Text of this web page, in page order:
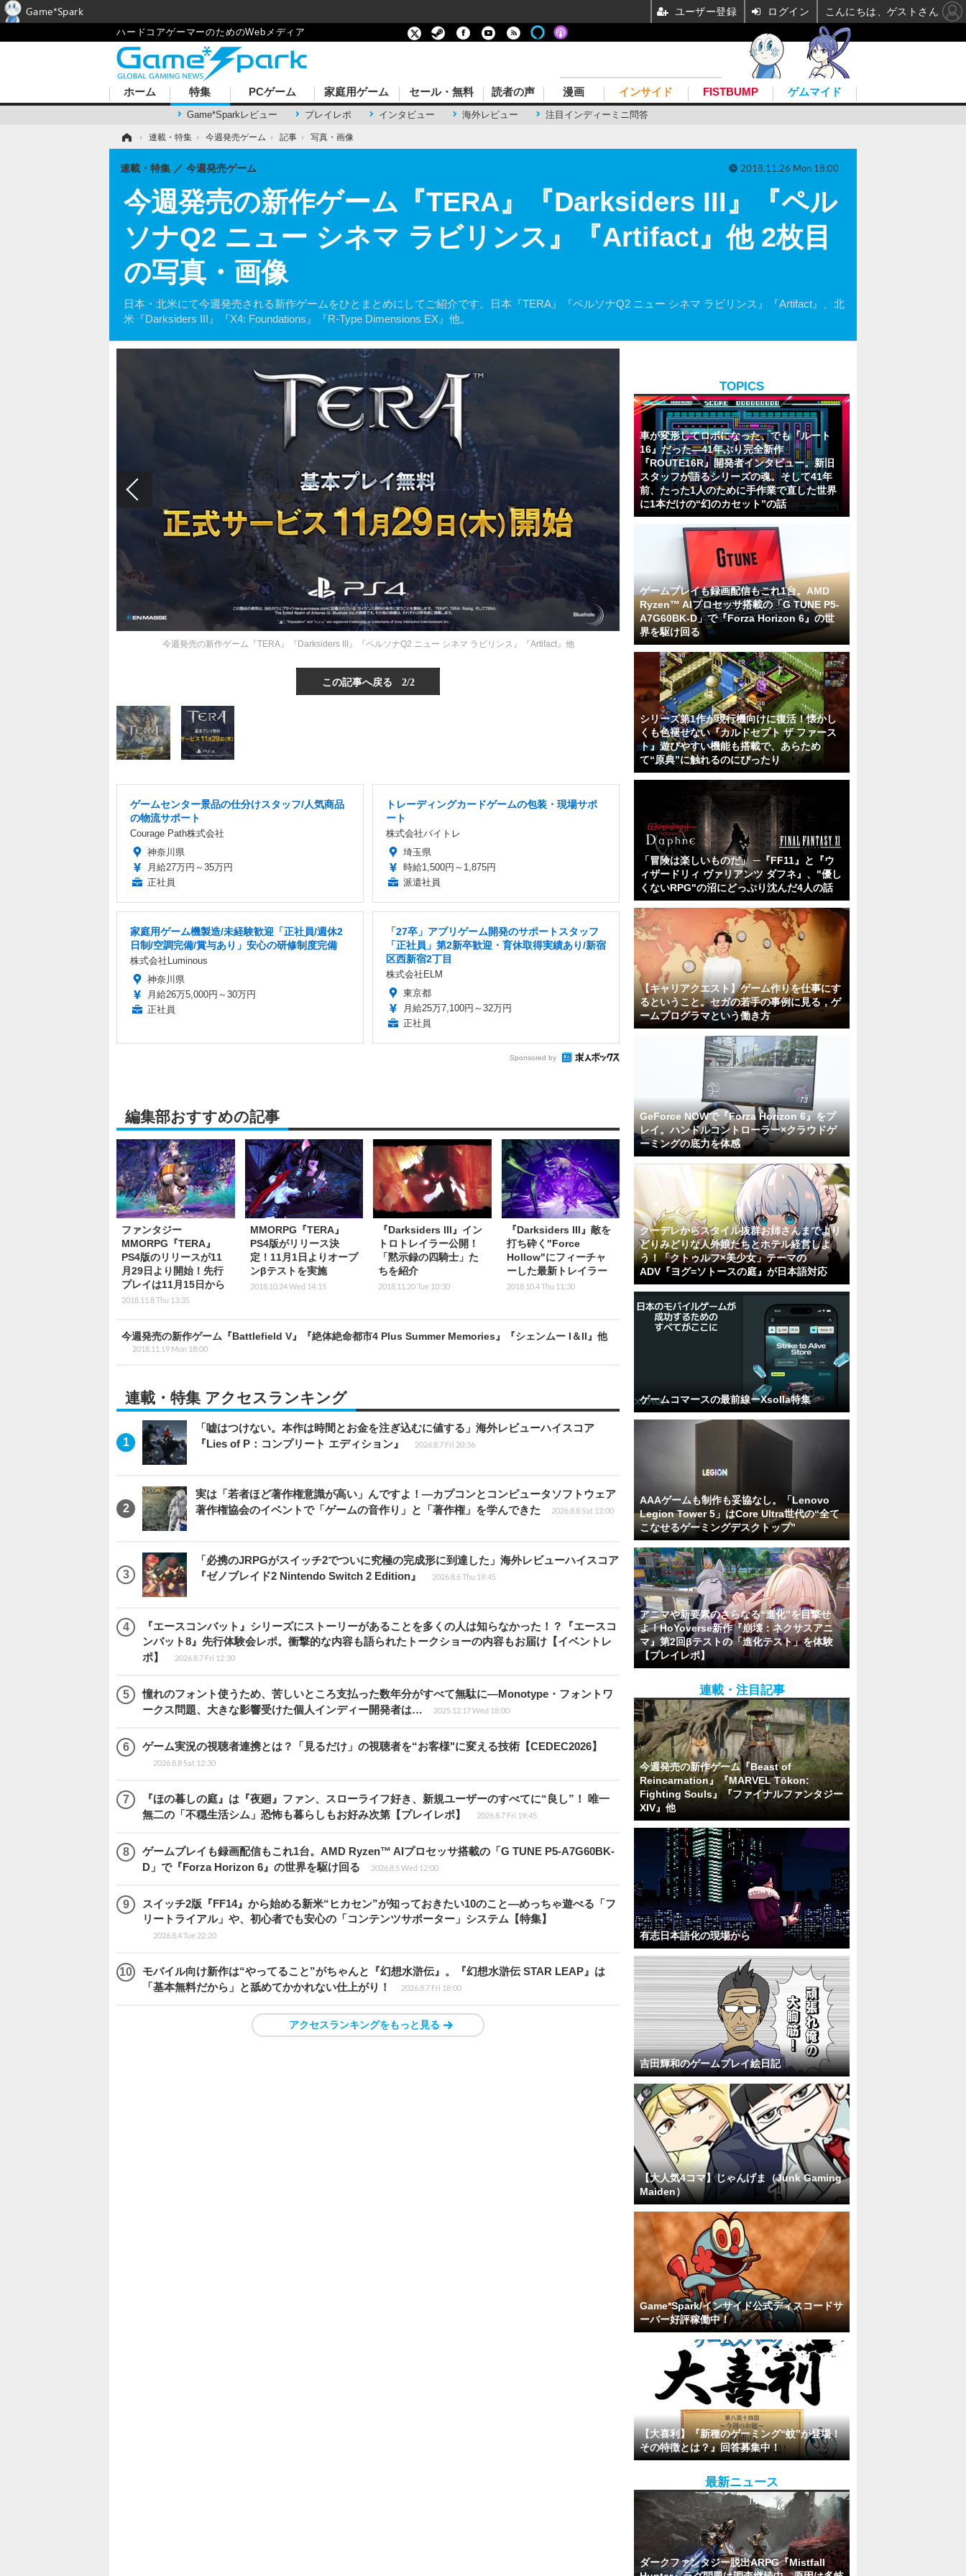
ハードコアゲーマーのためのWebメディア
ホーム 特集
Game*Sparkレビュー プレイレポ インタビュー 海外レビュー 注目インディーミニ問答
PCゲーム 家庭用ゲーム セール・無料 読者の声 漫画 インサイド FISTBUMP ゲムマイド
› 連載・特集 › 今週発売ゲーム › 記事 › 写真・画像
今週発売の新作ゲーム『TERA』『Darksiders III』『ペル
ソナQ2 ニュー シネマ ラビリンス』『Artifact』他 2枚目
の写真・画像
日本・北米にて今週発売される新作ゲームをひとまとめにしてご紹介です。日本『TERA』『ペルソナQ2 ニュー シネマ ラビリンス』『Artifact』、北
米『Darksiders III』『X4: Foundations』『R-Type Dimensions EX』他。
連載・特集 今週発売ゲーム 2018.11.26 Mon 18:00
今週発売の新作ゲーム『TERA』『Darksiders III』『ペルソナQ2 ニュー シネマ ラビリンス』『Artifact』他
この記事へ戻る 2/2
ゲームセンター景品の仕分けスタッフ/人気商品
の物流サポート
Courage Path株式会社
神奈川県
月給27万円～35万円
正社員
トレーディングカードゲームの包装・現場サポ
ート
株式会社バイトレ
埼玉県
時給1,500円～1,875円
派遣社員
家庭用ゲーム機製造/未経験歓迎「正社員/週休2
日制/空調完備/賞与あり」安心の研修制度完備
株式会社Luminous
神奈川県
月給26万5,000円～30万円
正社員
「27卒」アプリゲーム開発のサポートスタッフ
「正社員」第2新卒歓迎・育休取得実績あり/新宿
区西新宿2丁目
株式会社ELM
東京都
月給25万7,100円～32万円
正社員
Sponsored by
編集部おすすめの記事
ファンタジー
MMORPG『TERA』
PS4版のリリースが11
月29日より開始！先行
プレイは11月15日から
2018.11.8 Thu 13:35
MMORPG『TERA』
PS4版がリリース決
定！11月1日よりオープ
ンβテストを実施
2018.10.24 Wed 14:15
『Darksiders III』イン
トロトレイラー公開！
「黙示録の四騎士」た
ちを紹介
2018.11.20 Tue 10:30
『Darksiders III』敵を
打ち砕く"Force
Hollow"にフィーチャ
ーした最新トレイラー
2018.10.4 Thu 11:30
今週発売の新作ゲーム『Battlefield V』『絶体絶命都市4 Plus Summer Memories』『シェンムー I＆II』他
2018.11.19 Mon 18:00
連載・特集 アクセスランキング
「嘘はつけない。本作は時間とお金を注ぎ込むに値する」海外レビューハイスコア
『Lies of P：コンプリート エディション』
2026.8.7 Fri 20:36
実は「若者ほど著作権意識が高い」んですよ！―カプコンとコンピュータソフトウェア
著作権協会のイベントで「ゲームの音作り」と「著作権」を学んできた
2026.8.8 Sat 12:00
「必携のJRPGがスイッチ2でついに究極の完成形に到達した」海外レビューハイスコア
『ゼノブレイド2 Nintendo Switch 2 Edition』
2026.8.6 Thu 19:45
『エースコンバット』シリーズにストーリーがあることを多くの人は知らなかった！？『エースコ
ンバット8』先行体験会レポ。衝撃的な内容も語られたトークショーの内容もお届け【イベントレ
ポ】
2026.8.7 Fri 12:30
憧れのフォント使うため、苦しいところ支払った数年分がすべて無駄に―Monotype・フォントワ
ークス問題、大きな影響受けた個人インディー開発者は…
2025.12.17 Wed 18:00
ゲーム実況の視聴者連携とは？「見るだけ」の視聴者を“お客様"に変える技術【CEDEC2026】
2026.8.8 Sat 12:30
『ほの暮しの庭』は『夜廻』ファン、スローライフ好き、新規ユーザーのすべてに“良し”！ 唯一
無二の「不穏生活シム」恐怖も暮らしもお好み次第【プレイレポ】
2026.8.7 Fri 19:45
ゲームプレイも録画配信もこれ1台。AMD Ryzen™ AIプロセッサ搭載の「G TUNE P5-A7G60BK-
D」で『Forza Horizon 6』の世界を駆け回る
2026.8.5 Wed 12:00
スイッチ2版『FF14』から始める新米“ヒカセン”が知っておきたい10のこと―めっちゃ遊べる「フ
リートライアル」や、初心者でも安心の「コンテンツサポーター」システム【特集】
2026.8.4 Tue 22:20
モバイル向け新作は“やってること”がちゃんと『幻想水滸伝』。『幻想水滸伝 STAR LEAP』は
「基本無料だから」と舐めてかかれない仕上がり！
2026.8.7 Fri 18:00
アクセスランキングをもっと見る
TOPICS
車が変形してロボになった、でも『ルート
16』だった―41年ぶり完全新作
『ROUTE16R』開発者インタビュー。新旧
スタッフが語るシリーズの魂。そして41年
前、たった1人のために手作業で直した世界
に1本だけの“幻のカセット”の話
ゲームプレイも録画配信もこれ1台。AMD
Ryzen™ AIプロセッサ搭載の「G TUNE P5-
A7G60BK-D」で『Forza Horizon 6』の世
界を駆け回る
シリーズ第1作が現行機向けに復活！懐かし
くも色褪せない『カルドセプト ザ ファース
ト』遊びやすい機能も搭載で、あらため
て“原典”に触れるのにぴったり
「冒険は楽しいものだ」 ─『FF11』と『ウ
ィザードリィ ヴァリアンツ ダフネ』、"優し
くないRPG"の沼にどっぷり沈んだ4人の話
【キャリアクエスト】ゲーム作りを仕事にす
るということ。セガの若手の事例に見る，ゲ
ームプログラマという働き方
GeForce NOWで『Forza Horizon 6』をプ
レイ。ハンドルコントローラー×クラウドゲ
ーミングの底力を体感
クーデレからスタイル抜群お姉さんまでより
どりみどりな人外娘たちとホテル経営しよ
う！「クトゥルフ×美少女」テーマの
ADV『ヨグ=ソトースの庭』が日本語対応
ゲームコマースの最前線ーXsolla特集
AAAゲームも制作も妥協なし。「Lenovo
Legion Tower 5」はCore Ultra世代の“全て
こなせるゲーミングデスクトップ”
アニマや新要素のさらなる“進化”を目撃せ
よ！HoYoverse新作『崩壊：ネクサスアニ
マ』第2回βテストの「進化テスト」を体験
【プレイレポ】
連載・注目記事
今週発売の新作ゲーム『Beast of
Reincarnation』『MARVEL Tōkon:
Fighting Souls』『ファイナルファンタジー
XIV』他
有志日本語化の現場から
吉田輝和のゲームプレイ絵日記
【大人気4コマ】じゃんげま（Junk Gaming
Maiden）
Game*Spark/インサイド公式ディスコードサ
ーバー好評稼働中！
【大喜利】『新種のゲーミング“蚊”が登場！
その特徴とは？』回答募集中！
最新ニュース
ダークファンタジー脱出ARPG『Mistfall
Game*Spark ユーザー登録 ログイン こんにちは、ゲストさん